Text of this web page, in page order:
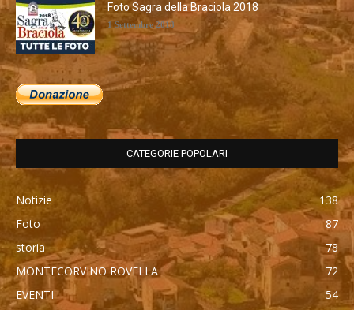
Foto Sagra della Braciola 2018
1 Settembre 2018
CATEGORIE POPOLARI
Notizie
138
Foto
87
storia
78
MONTECORVINO ROVELLA
72
EVENTI
54